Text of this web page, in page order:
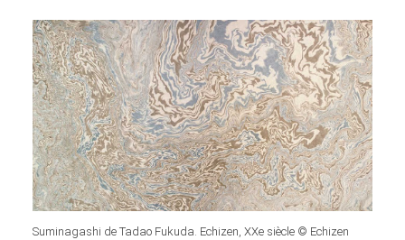
Suminagashi de Tadao Fukuda. Echizen, XXe siècle © Echizen